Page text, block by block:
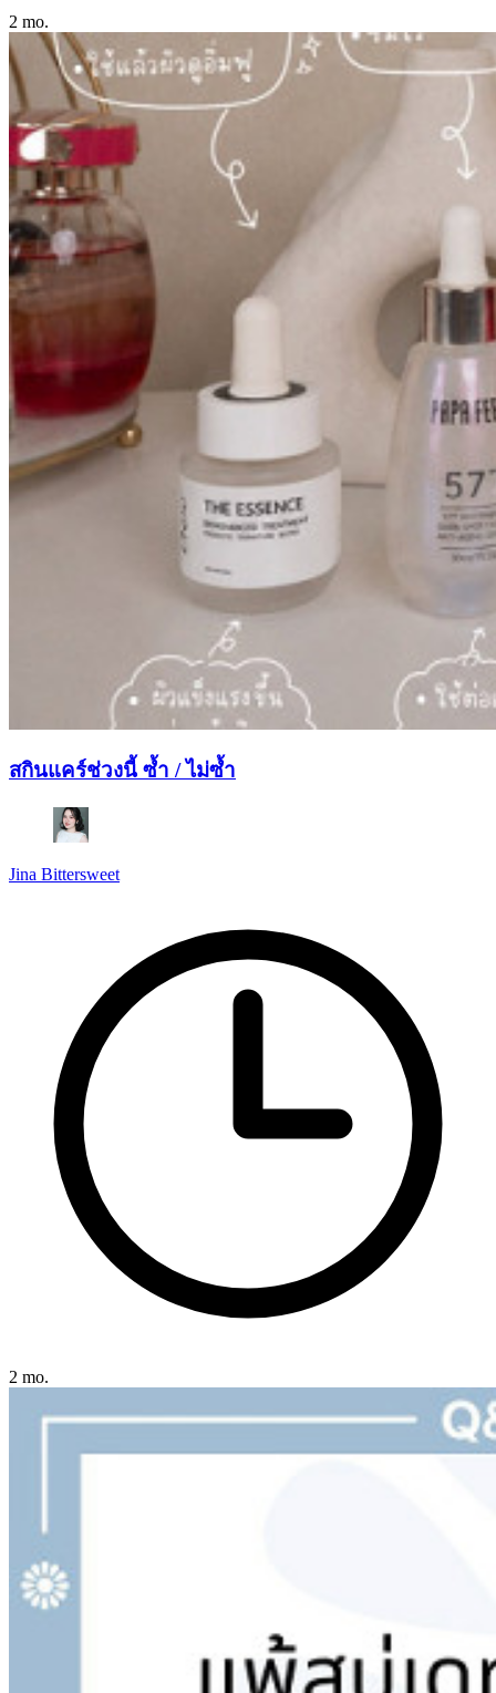
2 mo.
สกินแคร์ช่วงนี้ ซ้ำ / ไม่ซ้ำ
Jina Bittersweet
2 mo.